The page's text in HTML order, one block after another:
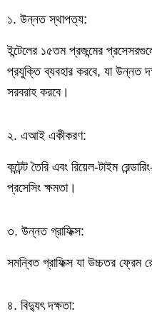
১. উন্নত স্থাপত্য:
ইন্টেলের ১৫তম প্রজন্মের
প্রযুক্তি ব্যবহার করবে, যা উন্নত
সরবরাহ করবে।
২. এআই একীকরণ:
কন্টেন্ট তৈরি এবং রিয়েল-টাইম
প্রসেসিং ক্ষমতা।
৩. উন্নত গ্রাফিক্স:
সমন্বিত গ্রাফিক্স যা উচ্চতর ফ্রেম
৪. বিদ্যুৎ দক্ষতা: